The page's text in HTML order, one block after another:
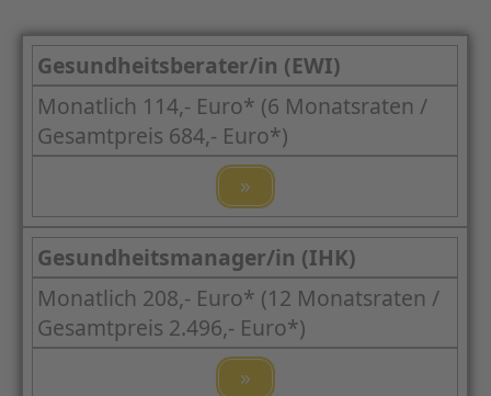
Gesundheitsberater/in (EWI)
Monatlich 114,- Euro* (6 Monatsraten /
Gesamtpreis 684,- Euro*)
»
Gesundheitsmanager/in (IHK)
Monatlich 208,- Euro* (12 Monatsraten /
Gesamtpreis 2.496,- Euro*)
»